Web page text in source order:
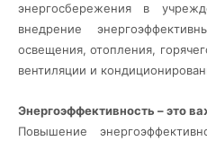
энергосбережения в
внедрение
освещения, отопления,
вентиляции и
Энергоэффективность – это
Повышение